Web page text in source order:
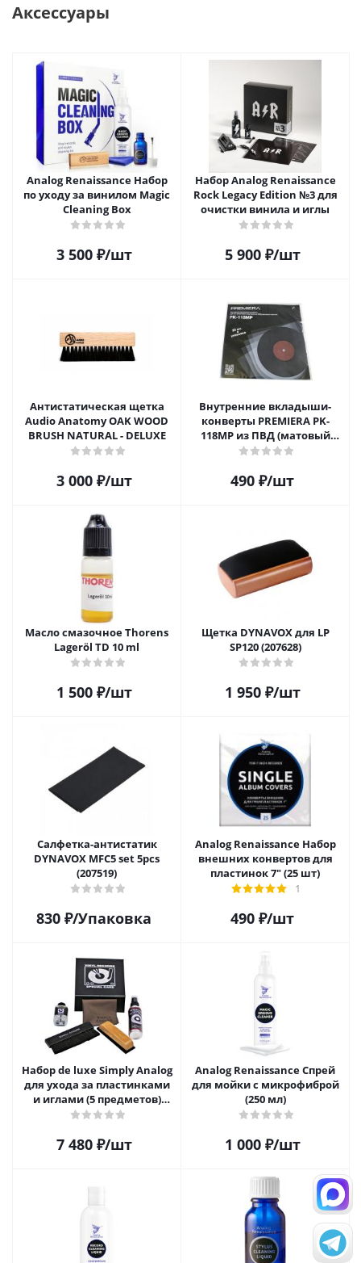
Аксессуары
Analog Renaissance Набор
по уходу за винилом Magic
Cleaning Box
3 500₽/шт
Набор Analog Renaissance
Rock Legacy Edition №3 для
очистки винила и иглы
5 900₽/шт
Антистатическая щетка
Audio Anatomy OAK WOOD
BRUSH NATURAL - DELUXE
3 000₽/шт
Внутренние вкладыши-
конверты PREMIERA PK-
118MP из ПВД (матовый
пластик) для 12" виниловых
490 ₽/шт
Масло смазочное Thorens
Lageröl TD 10 ml
1 500₽/шт
Щетка DYNAVOX для LP
SP120 (207628)
1 950₽/шт
Салфетка-aнтистатик
DYNAVOX MFC5 set 5pcs
(207519)
830 ₽/Упаковка
Analog Renaissance Набор
внешних конвертов для
пластинок 7" (25 шт)
1
490 ₽/шт
Набор de luxe Simply Analog
для ухода за пластинками
и иглами (5 предметов)
SAVC003
7 480₽/шт
Analog Renaissance Спрей
для мойки с микрофиброй
(250 мл)
1 000₽/шт